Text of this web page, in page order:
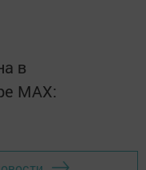
в
MАХ: